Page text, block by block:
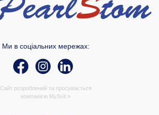
Ми в соціальних мережах:
Сайт розроблений та просувається
компанією MySvit »